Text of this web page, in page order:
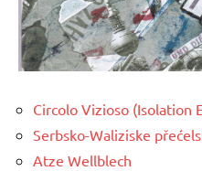
Circolo Vizioso (Isolation
Serbsko-Waliziske
Atze Wellblech